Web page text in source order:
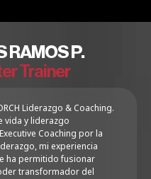
– YPFB CHACO S.A.
me ha ayudado a
hábitos
a mis valores y a mi
RAMOS P.
Trainer
Liderazgo & Coaching.
vida y liderazgo
Coaching por la
mi experiencia
ha permitido fusionar
transformador del